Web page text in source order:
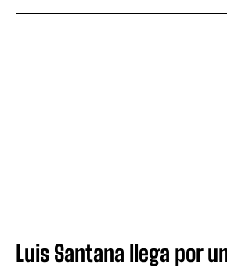
Luis Santana llega por